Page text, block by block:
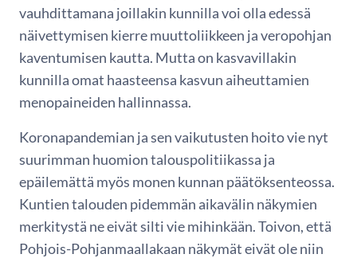
vauhdittamana joillakin kunnilla voi olla edessä
näivettymisen kierre muuttoliikkeen ja veropohjan
kaventumisen kautta. Mutta on kasvavillakin
kunnilla omat haasteensa kasvun aiheuttamien
menopaineiden hallinnassa.
Koronapandemian ja sen vaikutusten hoito vie nyt
suurimman huomion talouspolitiikassa ja
epäilemättä myös monen kunnan päätöksenteossa.
Kuntien talouden pidemmän aikavälin näkymien
merkitystä ne eivät silti vie mihinkään. Toivon, että
Pohjois-Pohjanmaallakaan näkymät eivät ole niin